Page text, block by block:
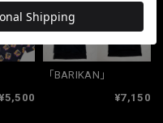
「BARIKAN」
¥7,150